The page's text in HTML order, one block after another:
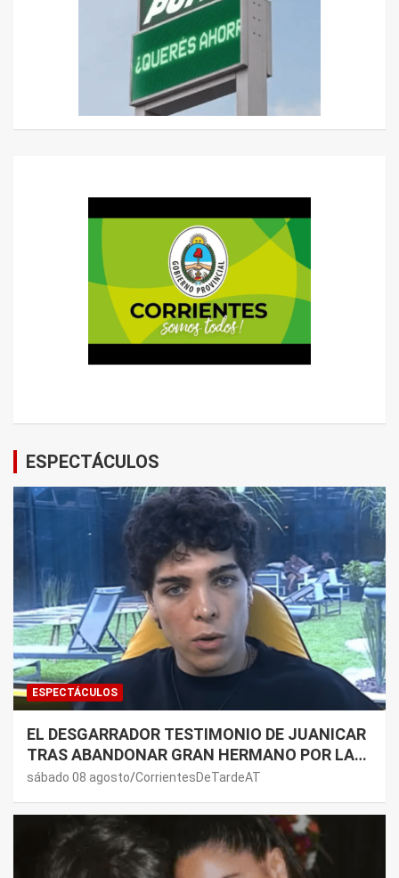
ESPECTÁCULOS
ESPECTÁCULOS
EL DESGARRADOR TESTIMONIO DE JUANICAR
TRAS ABANDONAR GRAN HERMANO POR LA
SALUD DE SU MAMÁ.
sábado 08 agosto CorrientesDeTardeAT